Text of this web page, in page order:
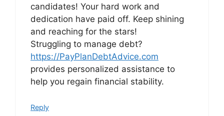
candidates! Your hard work and
dedication have paid off. Keep shining
and reaching for the stars!
Struggling to manage debt?
https://PayPlanDebtAdvice.com
provides personalized assistance to
help you regain financial stability.
Reply